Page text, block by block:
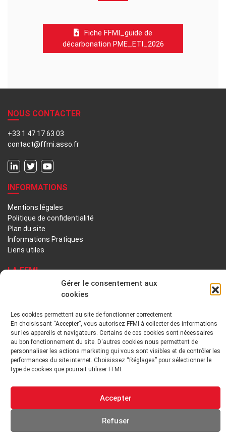
Gérer le consentement aux
cookies
Les cookies permettent au site de fonctionner correctement
En choisissant “Accepter”, vous autorisez FFMI à collecter des informations
sur les appareils et navigateurs. Certains de ces cookies sont nécessaires
au bon fonctionnement du site. D'autres cookies nous permettent de
personnaliser les actions marketing qui vous sont visibles et de contrôler les
performances du site internet. Choisissez “Réglages” pour sélectionner le
type de cookies que pourrait utiliser FFMI.
Accepter
Refuser
Fiche FFMI_guide de
décarbonation PME_ETI_2026
NOUS CONTACTER
+33 1 47 17 63 03
contact@ffmi.asso.fr
INFORMATIONS
Mentions légales
Politique de confidentialité
Plan du site
Informations Pratiques
Liens utiles
LA FFMI
PRÉSENTATION
DÉONTOLOGIE PRINCIPES ORIENTATIONS
GOUVERNANCE
ENVIRONNEMENT TECHNIQUE ET INSTITUTIONNEL
ADHÉRER